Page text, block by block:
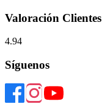
Valoración Clientes
4.94
Síguenos